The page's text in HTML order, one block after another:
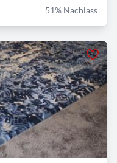
51% Nachlass